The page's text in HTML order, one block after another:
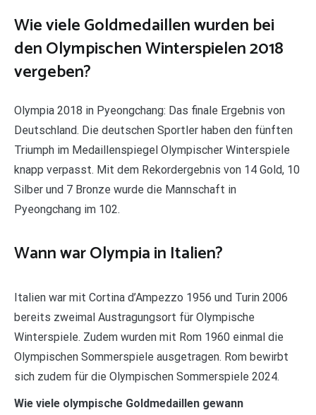
Wie viele Goldmedaillen wurden bei
den Olympischen Winterspielen 2018
vergeben?
Olympia 2018 in Pyeongchang: Das finale Ergebnis von
Deutschland. Die deutschen Sportler haben den fünften
Triumph im Medaillenspiegel Olympischer Winterspiele
knapp verpasst. Mit dem Rekordergebnis von 14 Gold, 10
Silber und 7 Bronze wurde die Mannschaft in
Pyeongchang im 102.
Wann war Olympia in Italien?
Italien war mit Cortina d’Ampezzo 1956 und Turin 2006
bereits zweimal Austragungsort für Olympische
Winterspiele. Zudem wurden mit Rom 1960 einmal die
Olympischen Sommerspiele ausgetragen. Rom bewirbt
sich zudem für die Olympischen Sommerspiele 2024.
Wie viele olympische Goldmedaillen gewann